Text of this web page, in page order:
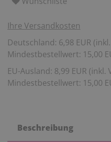
Ihre Versandkosten
Deutschland: 6,98 EUR
Mindestbestellwert: 15,00
EU-Ausland: 8,99 EUR
Mindestbestellwert: 15,00
Beschreibung